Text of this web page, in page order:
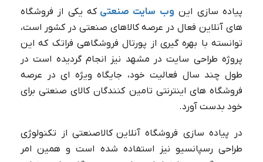
پیاده سازی این وب سایت صنعتی که یکی از فروشگاه
های آنلاین فعال در عرصه کالاهای صنعتی در کشور است،
توانسته با بهره گیری از پورتال فروشگاهی فراتک که این
پروژه طراحی سایت در مشهد نیز انجام گردیده است در
طول چند سال فعالیت خود، جایگاه ویژه ای در عرصه
فروشگاه های اینترنتی تامین کنندگان کالای صنعتی برای
خود بدست آورد.
در پیاده سازی فروشگاه آنلاین کالاصنعتی از تکنولوژی
طراحی رسپانسیو نیز استفاده شده است و همین امر